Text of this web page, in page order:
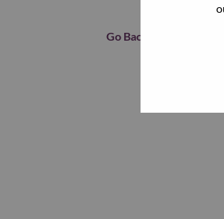
Go Back